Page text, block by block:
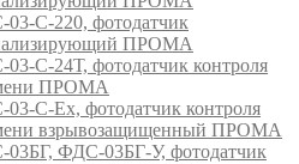
С-220, фотодатчик
ПРОМА
С-24Т, фотодатчик контроля
ПРОМА
С-Ex, фотодатчик контроля
взрывозащищенный ПРОМА
ФДС-03БГ-У, фотодатчик